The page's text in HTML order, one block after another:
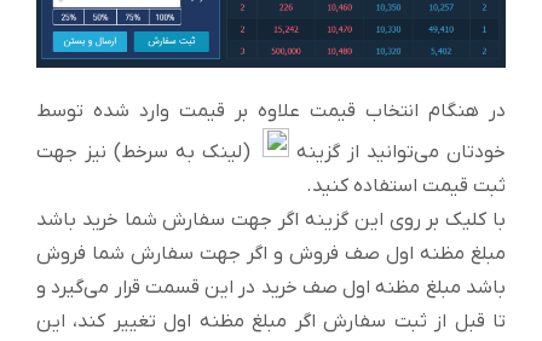
در هنگام انتخاب قیمت علاوه بر قیمت وارد شده توسط
خودتان می‌توانید از گزینه
(لینک به سرخط) نیز جهت
ثبت قیمت استفاده کنید.
با کلیک بر روی این گزینه اگر جهت سفارش شما خرید باشد
مبلغ مظنه اول صف فروش و اگر جهت سفارش شما فروش
باشد مبلغ مظنه اول صف خرید در این قسمت قرار می‌گیرد و
تا قبل از ثبت سفارش اگر مبلغ مظنه اول تغییر کند، این